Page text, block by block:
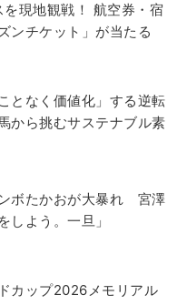
現地観戦！ 航空券・宿
ンチケット」が当たる
となく価値化」する逆転
から挑むサステナブル素
ボたかおが大暴れ 宮澤
しよう。一旦」
カップ2026メモリアル